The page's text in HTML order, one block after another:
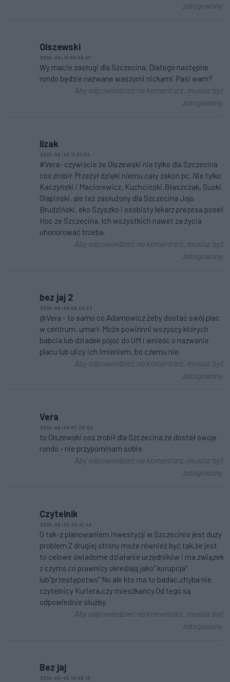
zalogowany.
Olszewski
2019-08-10 09:48:07
Wy macie zasługi dla Szczecina. Dlatego następne
rondo będzie nazwane waszymi nickami. Pasi wam?
Aby odpowiedzieć na komentarz, musisz być
zalogowany.
lizak
2019-08-06 11:07:03
#Vera- czywiście że Olszewski nie tylko dla Szczecina
coś zrobił. Przeżył dzięki niemu cały zakon pc. Nie tylko
Kaczyński i Maciorewicz, Kuchciński,Błaszczak, Suski
Glapiński, ale też zasłużony dla Szczecina Jojo
Brudziński, eko Szyszko i osobisty lekarz prezesa poseł
Hoc ze Szczecina. Ich wszystkich nawet za życia
uhonorować trzeba.
Aby odpowiedzieć na komentarz, musisz być
zalogowany.
bez jaj 2
2019-08-06 08:50:53
@Vera - to samo co Adamowicz żeby dostać swój plac
w centrum, umarł. Może powinnni wszyscy których
babcia lub dziadek pójść do UM i wnieść o nazwanie
placu lub ulicy ich imieniem, bo czemu nie.
Aby odpowiedzieć na komentarz, musisz być
zalogowany.
Vera
2019-08-06 07:29:02
to Olszewski coś zrobił dla Szczecina że dostał swoje
rondo - nie przypominam sobie.
Aby odpowiedzieć na komentarz, musisz być
zalogowany.
Czytelnik
2019-08-05 20:41:42
O tak-z planowaniem inwestycji w Szczecinie jest duzy
problem.Z drugiej strony może również być tak,że jest
to celowe świadome działanie urzędników i ma związek
z czymś co prawnicy określają jako" korupcja"
lub"przestępstwo" No ale kto ma to badać,chyba nie
czytelnicy Kuriera,czy mieszkańcy.Od tego są
odpowiednie służby.
Aby odpowiedzieć na komentarz, musisz być
zalogowany.
Bez jaj
2019-08-05 19:00:19